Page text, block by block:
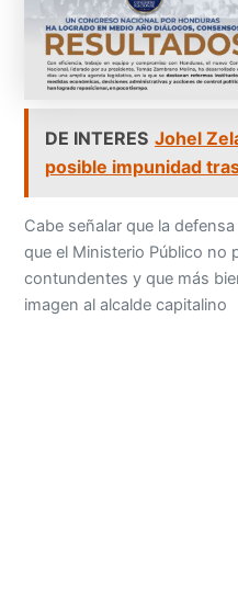
DE INTERES Johel
posible impunidad
Cabe señalar que la
que el Ministerio Público no
contundentes y que más
imagen al alcalde capitalino